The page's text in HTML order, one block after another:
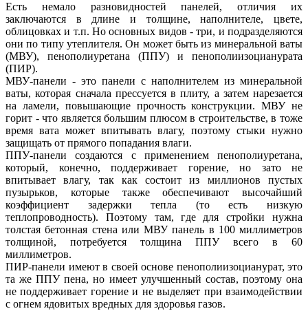
Есть немало разновидностей панелей, отличия их
заключаются в длине и толщине, наполнителе, цвете,
облицовках и т.п. Но основных видов - три, и подразделяются
они по типу утеплителя. Он может быть из минеральной ваты
(МВУ), пенополиуретана (ППУ) и пенополиизоцианурата
(ПИР).
МВУ-панели - это панели с наполнителем из минеральной
ваты, которая сначала прессуется в плиту, а затем нарезается
на ламели, повышающие прочность конструкции. МВУ не
горит - что является большим плюсом в строительстве, в тоже
время вата может впитывать влагу, поэтому стыки нужно
защищать от прямого попадания влаги.
ППУ-панели создаются с применением пенополиуретана,
который, конечно, поддерживает горение, но зато не
впитывает влагу, так как состоит из миллионов пустых
пузырьков, которые также обеспечивают высочайший
коэффициент задержки тепла (то есть низкую
теплопроводность). Поэтому там, где для стройки нужна
толстая бетонная стена или МВУ панель в 100 миллиметров
толщиной, потребуется толщина ППУ всего в 60
миллиметров.
ПИР-панели имеют в своей основе пенополиизоцианурат, это
та же ППУ пена, но имеет улучшенный состав, поэтому она
не поддерживает горение и не выделяет при взаимодействии
с огнем ядовитых вредных для здоровья газов.